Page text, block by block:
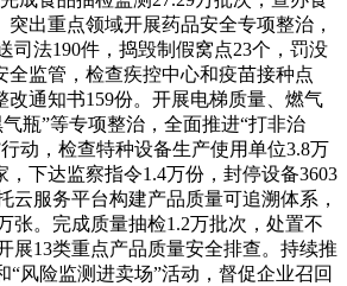
突出重点领域开展药品安全专项整治，
司法190件，捣毁制假窝点23个，罚没
全监管，检查疾控中心和疫苗接种点
改通知书159份。开展电梯质量、燃气
瓶”等专项整治，全面推进“打非治
动，检查特种设备生产使用单位3.8万
，下达监察指令1.4万份，封停设备3603
云服务平台构建产品质量可追溯体系，
张。完成质量抽检1.2万批次，处置不
展13类重点产品质量安全排查。持续推
“风险监测进卖场”活动，督促企业召回